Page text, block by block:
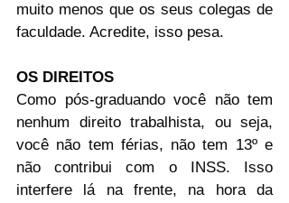
muito menos que os seus colegas de
faculdade. Acredite, isso pesa.
OS DIREITOS
Como pós-graduando você não tem
nenhum direito trabalhista, ou seja,
você não tem férias, não tem 13º e
não contribui com o INSS. Isso
interfere lá na frente, na hora da